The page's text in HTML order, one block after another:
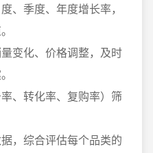
、季度、年度增长率，
变化、价格调整，及时
、转化率、复购率）筛
，综合评估每个品类的